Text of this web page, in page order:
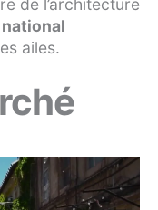
de l’architecture
ailes.